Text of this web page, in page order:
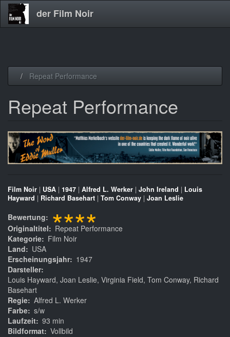
der Film Noir
Repeat Performance
Repeat Performance
Film Noir | USA | 1947 | Alfred L. Werker | John Ireland | Louis
Hayward | Richard Basehart | Tom Conway | Joan Leslie
Bewertung ****
Originaltitel
Repeat Performance
Kategorie
Film Noir
Land
USA
Erscheinungsjahr
1947
Darsteller
Louis Hayward, Joan Leslie, Virginia Field, Tom Conway, Richard
Basehart
Regie Alfred L. Werker
Farbe s/w
Laufzeit 93 min
Bildformat Vollbild